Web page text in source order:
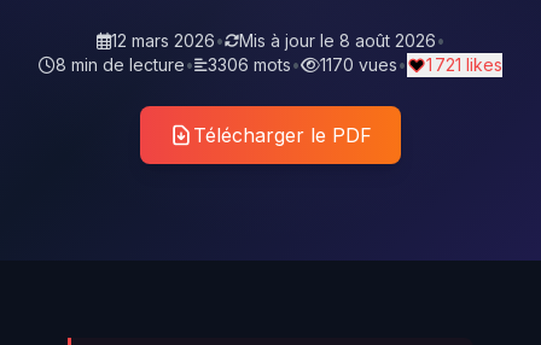
12 mars 2026• Mis à jour le 8 août 2026•
8 min de lecture• 3306 mots• 1170 vues• 1 721 likes
Télécharger le PDF